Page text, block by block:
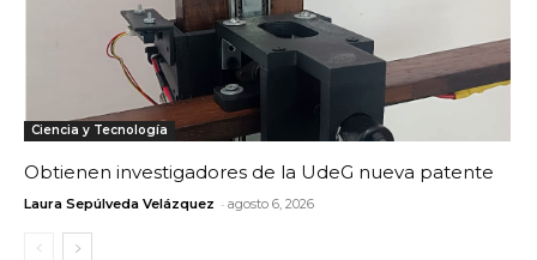
Ciencia y Tecnología
Obtienen investigadores de la UdeG nueva patente
Laura Sepúlveda Velázquez - agosto 6, 2026